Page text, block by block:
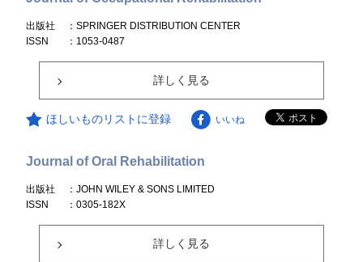
出版社
：SPRINGER DISTRIBUTION CENTER
ISSN
：1053-0487
詳しく見る
ほしいものリストに登録 いいね
Journal of Oral Rehabilitation
出版社
：JOHN WILEY & SONS LIMITED
ISSN
：0305-182X
詳しく見る